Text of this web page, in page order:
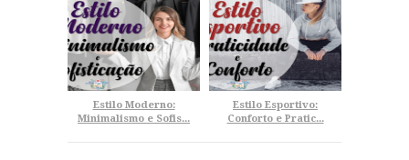
Estilo Moderno:
Minimalismo e Sofis...
Estilo Esportivo:
Conforto e Pratic...